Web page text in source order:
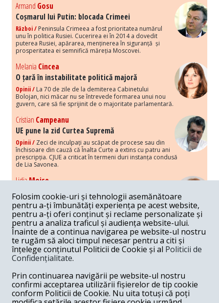
Armand Gosu
Coșmarul lui Putin: blocada Crimeei
Război / Peninsula Crimeea a fost prioritatea numărul
unu în politica Rusiei. Cucerirea ei în 2014 a dovedit
puterea Rusiei, apărarea, menținerea în siguranță și
prosperitatea ei semnifică măreția Moscovei.
Melania Cincea
O țară în instabilitate politică majoră
Opinii / La 70 de zile de la demiterea Cabinetului
Bolojan, nici măcar nu se întrevede formarea unui nou
guvern, care să fie sprijinit de o majoritate parlamentară.
Cristian Campeanu
UE pune la zid Curtea Supremă
Opinii / Zeci de inculpați au scăpat de procese sau din
închisoare din cauză că Înalta Curte a extins cu patru ani
prescripția. CJUE a criticat în termeni duri instanța condusă
de Lia Savonea.
LidiaMoise
Costurile economice ale haosului politic
Opinii / Economia nu poate rezista cu retorica falsă a
susținerii intereselor poporului, care, de fapt, ascunde
obsesia menținerii privilegiilor și a averilor unor caste.
Melania Cincea
Noi puseuri de xenofobie din partea românilor
„neaoși”
Periodic, în spațiul public sunt voci care lansează
mesaje xenofobe la adresa câte unui politician care deranjează un
anumit grup politico-mediatic, într-un anumit moment.
ArmandGosu
Folosim cookie-uri și tehnologii asemănătoare
pentru a-ți îmbunătăți experiența pe acest website,
pentru a-ți oferi conținut și reclame personalizate și
pentru a analiza traficul și audiența website-ului.
Înainte de a continua navigarea pe website-ul nostru
te rugăm să aloci timpul necesar pentru a citi și
înțelege conținutul Politicii de Cookie și al Politicii de
Confidențialitate.
Prin continuarea navigării pe website-ul nostru
confirmi acceptarea utilizării fișierelor de tip cookie
conform Politicii de Cookie. Nu uita totuși că poți